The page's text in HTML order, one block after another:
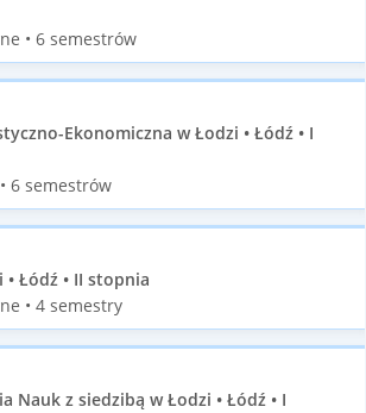
• 6 semestrów
Ekonomiczna w Łodzi • Łódź • I
6 semestrów
Łódź • II stopnia
• 4 semestry
Nauk z siedzibą w Łodzi • Łódź • I